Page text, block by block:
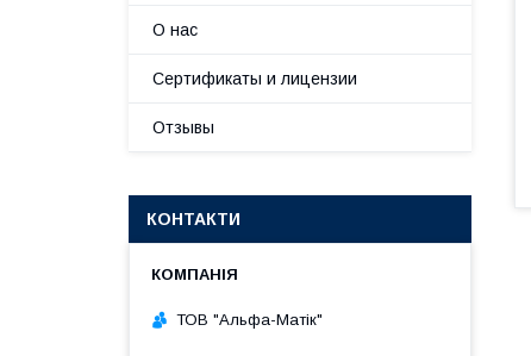
О нас
Сертификаты и лицензии
Отзывы
КОНТАКТИ
ТОВ "Альфа-Матік"